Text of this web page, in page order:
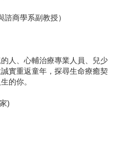
商學系副教授）
人、心輔治療專業人員、兒少
實重返童年，探尋生命療癒契
的你。
)